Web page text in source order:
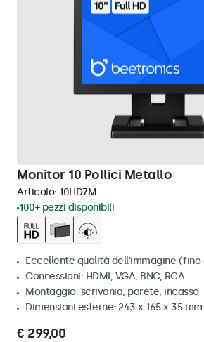
Monitor 10 Pollici Metallo
Articolo: 10HD7M
100+ pezzi disponibili
Eccellente qualità dell'immagine (fino
Connessioni: HDMI, VGA, BNC, RCA
Montaggio: scrivania, parete, incasso
Dimensioni esterne: 243 x 165 x 35 mm
€ 299,00